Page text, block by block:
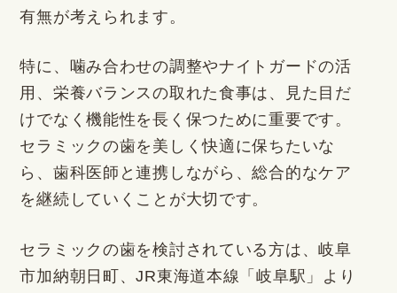
有無が考えられます。
特に、噛み合わせの調整やナイトガードの活
用、栄養バランスの取れた食事は、見た目だ
けでなく機能性を長く保つために重要です。
セラミックの歯を美しく快適に保ちたいな
ら、歯科医師と連携しながら、総合的なケア
を継続していくことが大切です。
セラミックの歯を検討されている方は、岐阜
市加納朝日町、JR東海道本線「岐阜駅」より